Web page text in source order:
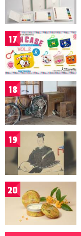
17
18
19
20